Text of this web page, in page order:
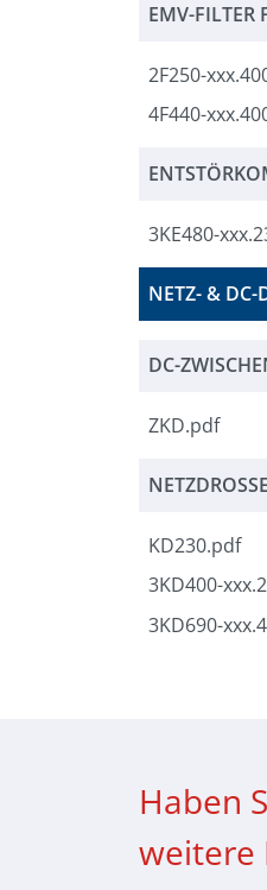
EMV-FILTER
2F250-
4F440-
3KE480-
NETZ- & DC-
DC-
ZKD.pdf
KD230.pdf
3KD400-
3KD690-
Haben
weitere